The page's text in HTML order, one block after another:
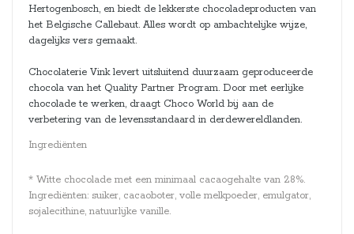
Hertogenbosch, en biedt de lekkerste chocoladeproducten van
het Belgische Callebaut. Alles wordt op ambachtelijke wijze,
dagelijks vers gemaakt.
Chocolaterie Vink levert uitsluitend duurzaam geproduceerde
chocola van het Quality Partner Program. Door met eerlijke
chocolade te werken, draagt Choco World bij aan de
verbetering van de levensstandaard in derdewereldlanden.
Ingrediënten
* Witte chocolade met een minimaal cacaogehalte van 28%.
Ingrediënten: suiker, cacaoboter, volle melkpoeder, emulgator,
sojalecithine, natuurlijke vanille.